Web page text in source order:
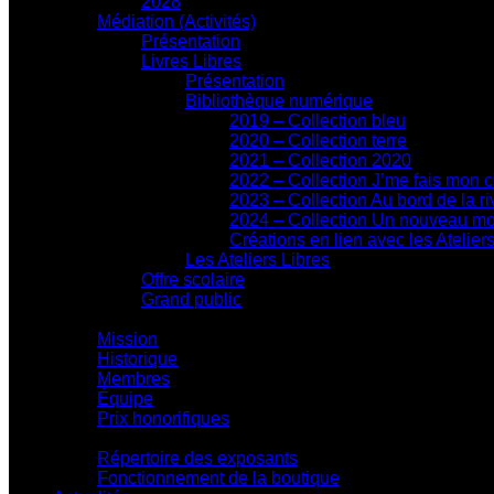
Médiation (Activités)
Présentation
Livres Libres
Présentation
Bibliothèque numérique
2019 – Collection bleu
2020 – Collection terre
2021 – Collection 2020
2022 – Collection J’me fais mon
2023 – Collection Au bord de la
2024 – Collection Un nouveau
Créations en lien avec les
Les Ateliers Libres
Offre scolaire
Grand public
Mission
Historique
Membres
Équipe
Prix honorifiques
Répertoire des exposants
Fonctionnement de la boutique